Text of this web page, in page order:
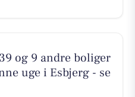
og 9 andre boliger
uge i Esbjerg - se